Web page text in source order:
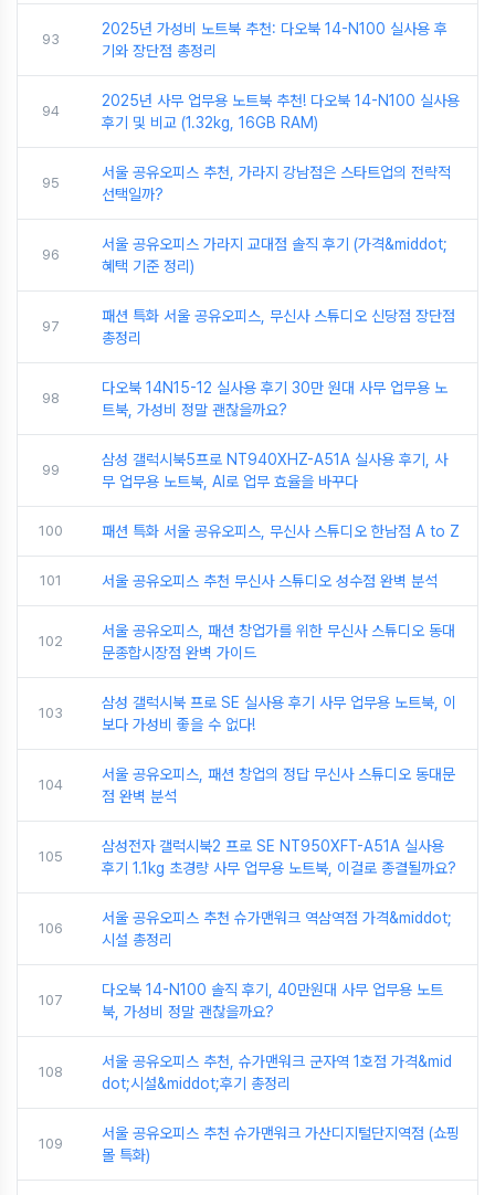
93
2025년 가성비 노트북 추천: 다오북 14-N100 실사용 후
기와 장단점 총정리
94
2025년 사무 업무용 노트북 추천! 다오북 14-N100 실사용
후기 및 비교 (1.32kg, 16GB RAM)
95
서울 공유오피스 추천, 가라지 강남점은 스타트업의 전략적
선택일까?
96
서울 공유오피스 가라지 교대점 솔직 후기 (가격&middot;
혜택 기준 정리)
97
패션 특화 서울 공유오피스, 무신사 스튜디오 신당점 장단점
총정리
98
다오북 14N15-12 실사용 후기 30만 원대 사무 업무용 노
트북, 가성비 정말 괜찮을까요?
99
삼성 갤럭시북5프로 NT940XHZ-A51A 실사용 후기, 사
무 업무용 노트북, AI로 업무 효율을 바꾸다
100 패션 특화 서울 공유오피스, 무신사 스튜디오 한남점 A to Z
101 서울 공유오피스 추천 무신사 스튜디오 성수점 완벽 분석
102
서울 공유오피스, 패션 창업가를 위한 무신사 스튜디오 동대
문종합시장점 완벽 가이드
103
삼성 갤럭시북 프로 SE 실사용 후기 사무 업무용 노트북, 이
보다 가성비 좋을 수 없다!
104
서울 공유오피스, 패션 창업의 정답 무신사 스튜디오 동대문
점 완벽 분석
105
삼성전자 갤럭시북2 프로 SE NT950XFT-A51A 실사용
후기 1.1kg 초경량 사무 업무용 노트북, 이걸로 종결될까요?
106
서울 공유오피스 추천 슈가맨워크 역삼역점 가격&middot;
시설 총정리
107
다오북 14-N100 솔직 후기, 40만원대 사무 업무용 노트
북, 가성비 정말 괜찮을까요?
108
서울 공유오피스 추천, 슈가맨워크 군자역 1호점 가격&mid
dot;시설&middot;후기 총정리
109
서울 공유오피스 추천 슈가맨워크 가산디지털단지역점 (쇼핑
몰 특화)